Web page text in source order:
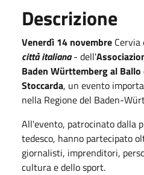
Descrizione
Venerdì 14 novembre
città italiana- dell'
Baden Württemberg al
Stoccarda, un evento
nella Regione del Baden-
All'evento, patrocinato dalla
tedesco, hanno partecipato
giornalisti, imprenditori,
cultura e dello sport.